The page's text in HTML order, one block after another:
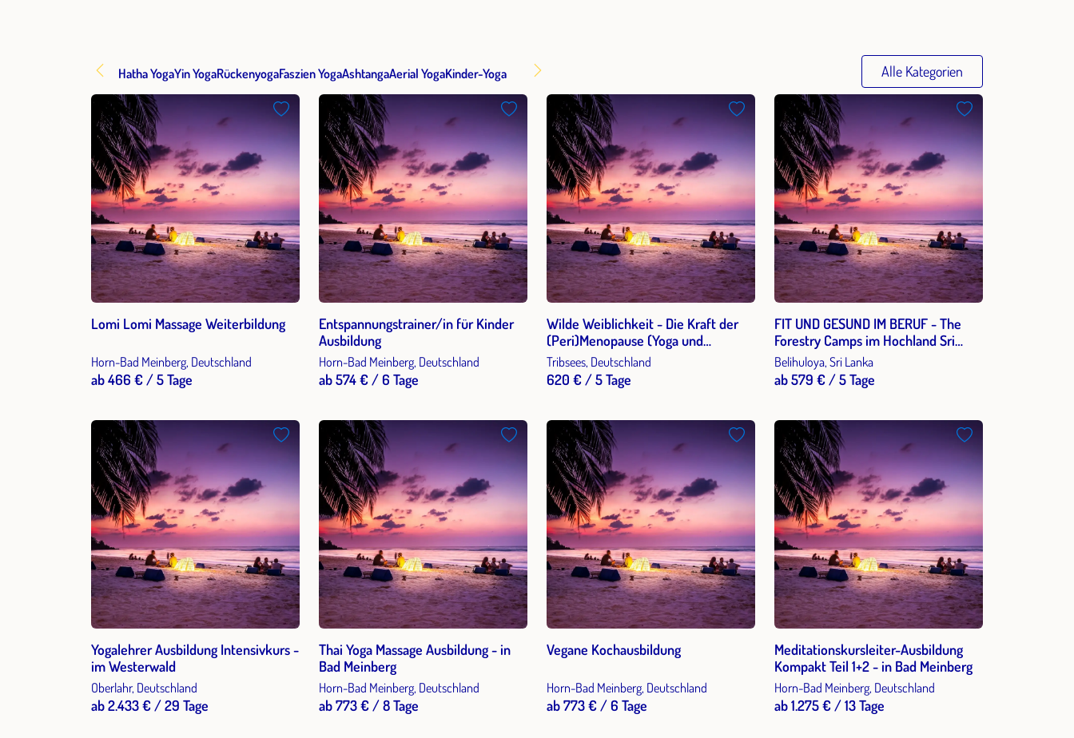
Hatha YogaYin YogaRückenyogaFaszien YogaAshtangaAerial YogaKinder-Yoga
Lomi Lomi Massage Weiterbildung
Horn-Bad Meinberg, Deutschland
ab 466 € / 5 Tage
Entspannungstrainer/in für Kinder
Ausbildung
Horn-Bad Meinberg, Deutschland
ab 574 € / 6 Tage
Wilde Weiblichkeit - Die Kraft der
(Peri)Menopause (Yoga und
Wechseljahre)
Tribsees, Deutschland
620 € / 5 Tage
FIT UND GESUND IM BERUF - The
Forestry Camps im Hochland Sri
Lankas
Belihuloya, Sri Lanka
ab 579 € / 5 Tage
Yogalehrer Ausbildung Intensivkurs -
im Westerwald
Oberlahr, Deutschland
ab 2.433 € / 29 Tage
Thai Yoga Massage Ausbildung - in
Bad Meinberg
Horn-Bad Meinberg, Deutschland
ab 773 € / 8 Tage
Vegane Kochausbildung
Horn-Bad Meinberg, Deutschland
ab 773 € / 6 Tage
Meditationskursleiter-Ausbildung
Kompakt Teil 1+2 - in Bad Meinberg
Horn-Bad Meinberg, Deutschland
ab 1.275 € / 13 Tage